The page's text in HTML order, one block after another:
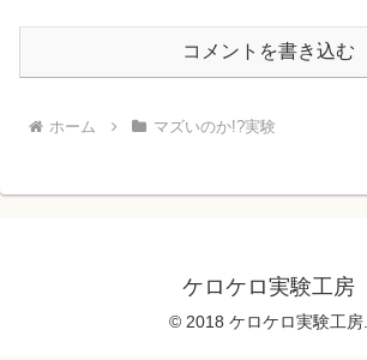
コメントを書き込む
ホーム マズいのか!?実験
ケロケロ実験工房
© 2018 ケロケロ実験工房.